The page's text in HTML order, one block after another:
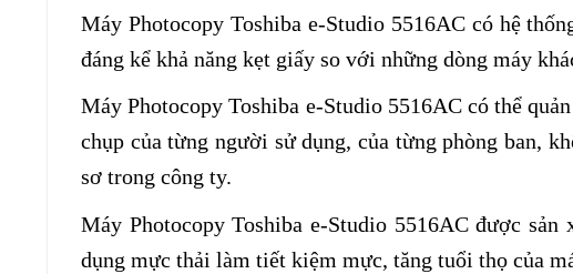
Máy Photocopy Toshiba e-Studio 5516ACcó hệ
đáng kể khả năng kẹt giấy so với những dòng máy
Máy Photocopy Toshiba e-Studio 5516ACcó thể
chụp của từng người sử dụng, của từng phòng ban,
sơ trong công ty.
Máy Photocopy Toshiba e-Studio 5516ACđược sản
dụng mực thải làm tiết kiệm mực, tăng tuổi thọ của